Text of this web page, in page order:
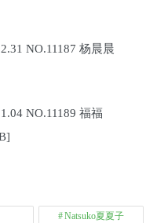
NO.11187 杨晨晨
NO.11189 福福
Natsuko夏夏子